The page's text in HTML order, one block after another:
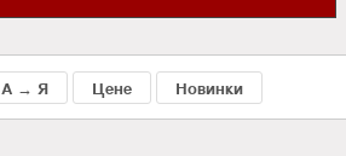
А → Я Цене Новинки